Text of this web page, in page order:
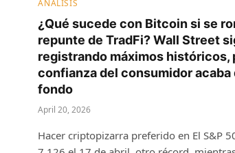
ANÁLISIS
¿Qué sucede con Bitcoin si se
repunte de TradFi? Wall Street
registrando máximos históricos,
confianza del consumidor acaba
fondo
April 20, 2026
Hacer criptopizarra preferido en El S&P